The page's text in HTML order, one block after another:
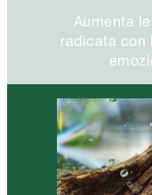
Aumenta
radicata con